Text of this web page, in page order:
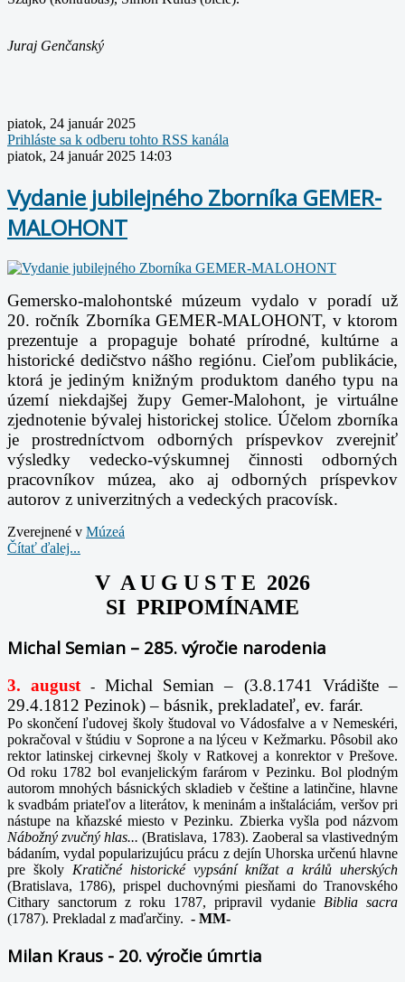
Juraj Genčanský
piatok, 24 január 2025
Prihláste sa k odberu tohto RSS kanála
piatok, 24 január 2025 14:03
Vydanie jubilejného Zborníka GEMER-
MALOHONT
Gemersko-malohontské múzeum vydalo v poradí už
20. ročník Zborníka GEMER-MALOHONT, v ktorom
prezentuje a propaguje bohaté prírodné, kultúrne a
historické dedičstvo nášho regiónu. Cieľom publikácie,
ktorá je jediným knižným produktom daného typu na
území niekdajšej župy Gemer-Malohont, je virtuálne
zjednotenie bývalej historickej stolice. Účelom zborníka
je prostredníctvom odborných príspevkov zverejniť
výsledky vedecko-výskumnej činnosti odborných
pracovníkov múzea, ako aj odborných príspevkov
autorov z univerzitných a vedeckých pracovísk.
Zverejnené v Múzeá
Čítať ďalej...
V A U G U S T E 2026
SI PRIPOMÍNAME
Michal Semian – 285. výročie narodenia
3. august -Michal Semian – (3.8.1741 Vrádište –
29.4.1812 Pezinok) – básnik, prekladateľ, ev. farár.
Po skončení ľudovej školy študoval vo Vádosfalve a v Nemeskéri,
pokračoval v štúdiu v Soprone a na lýceu v Kežmarku. Pôsobil ako
rektor latinskej cirkevnej školy v Ratkovej a konrektor v Prešove.
Od roku 1782 bol evanjelickým farárom v Pezinku. Bol plodným
autorom mnohých básnických skladieb v češtine a latinčine, hlavne
k svadbám priateľov a literátov, k meninám a inštaláciám, veršov pri
nástupe na kňazské miesto v Pezinku. Zbierka vyšla pod názvom
Nábožný zvučný hlas...(Bratislava, 1783). Zaoberal sa vlastivedným
bádaním, vydal popularizujúcu prácu z dejín Uhorska určenú hlavne
pre školy Kratičné historické vypsání knížat a králů uherských
(Bratislava, 1786), prispel duchovnými piesňami do Tranovského
Cithary sanctorum z roku 1787, pripravil vydanie Biblia sacra
(1787). Prekladal z maďarčiny. - MM-
Milan Kraus - 20. výročie úmrtia